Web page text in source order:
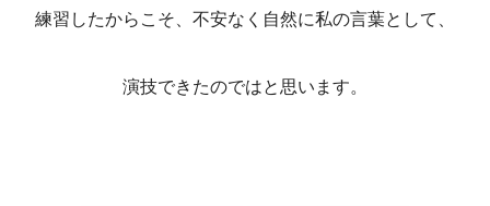
練習したからこそ、不安なく自然に私の言葉として、
演技できたのではと思います。